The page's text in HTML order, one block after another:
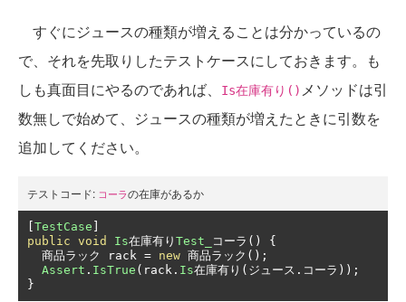
すぐにジュースの種類が増えることは分かっているの
で、それを先取りしたテストケースにしておきます。も
しも真面目にやるのであれば、
Is在庫有り() メソッドは引
数無しで始めて、ジュースの種類が増えたときに引数を
追加してください。
テストコード: コーラの在庫があるか
TestCase
public void Is在庫有り Test_ コーラ()
{
商品ラック
rack = new 商品ラック();
Assert . IsTrue ( rack . Is在庫有り(ジュース.コーラ));
}